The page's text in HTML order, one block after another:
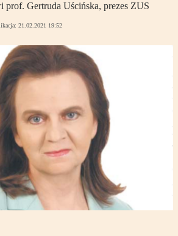
prof. Gertruda Uścińska, prezes ZUS
21.02.2021 19:52